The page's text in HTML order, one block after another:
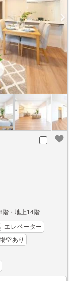
階・地上14階
エレベーター
空あり